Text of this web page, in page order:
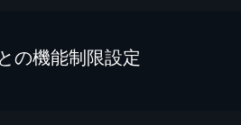
の機能制限設定